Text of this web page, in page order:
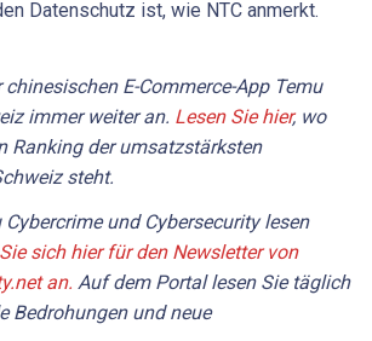
Datenschutz ist, wie NTC anmerkt.
E-Commerce-App Temu
immer weiter an. Lesen Sie hier, wo
Ranking der umsatzstärksten
steht.
Cybercrime und Cybersecurity lesen
sich hier für den Newsletter von
an. Auf dem Portal lesen Sie täglich
Bedrohungen und neue